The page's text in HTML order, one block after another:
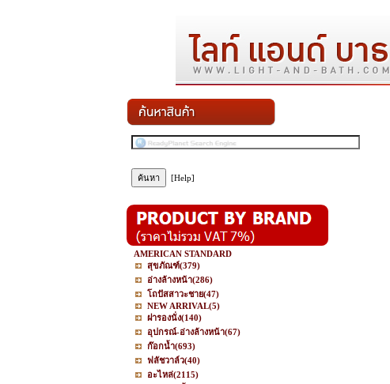
[Help]
AMERICAN STANDARD
สุขภัณฑ์(379)
อ่างล้างหน้า(286)
โถปัสสาวะชาย(47)
NEW ARRIVAL(5)
ฝารองนั่ง(140)
อุปกรณ์-อ่างล้างหน้า(67)
ก๊อกน้ำ(693)
ฟลัชวาล์ว(40)
อะไหล่(2115)